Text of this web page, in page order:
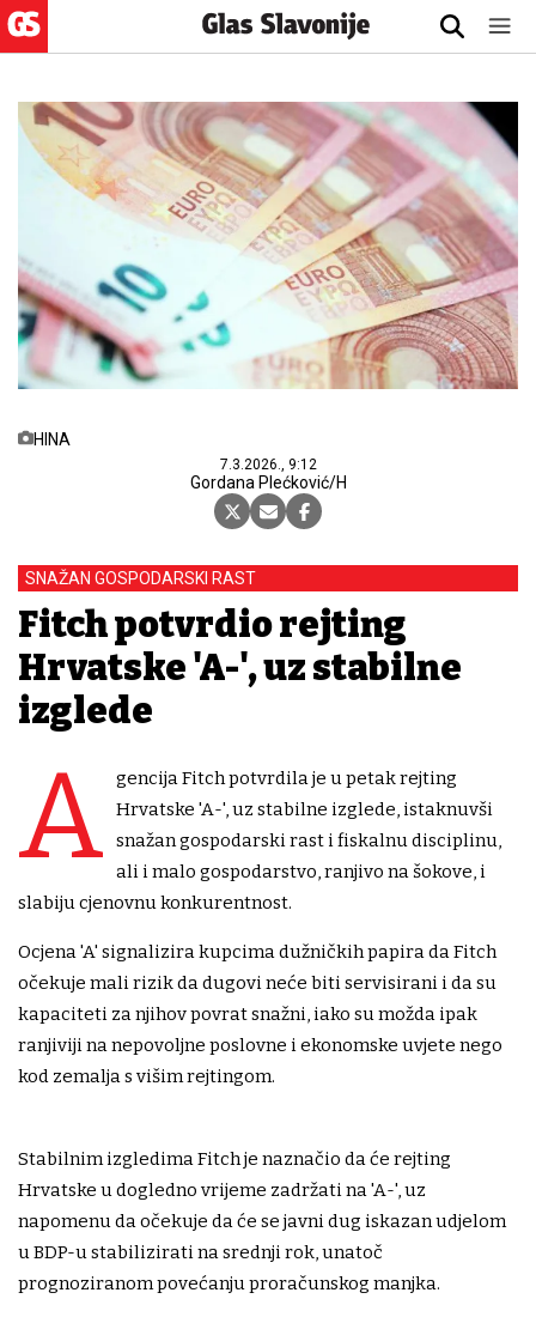
HINA
7.3.2026., 9:12
Gordana Plećković/H
SNAŽAN GOSPODARSKI RAST
Fitch potvrdio rejting
Hrvatske 'A-', uz stabilne
izglede
A
gencija Fitch potvrdila je u petak rejting
Hrvatske 'A-', uz stabilne izglede, istaknuvši
snažan gospodarski rast i fiskalnu disciplinu,
ali i malo gospodarstvo, ranjivo na šokove, i
slabiju cjenovnu konkurentnost.
Ocjena 'A' signalizira kupcima dužničkih papira da Fitch
očekuje mali rizik da dugovi neće biti servisirani i da su
kapaciteti za njihov povrat snažni, iako su možda ipak
ranjiviji na nepovoljne poslovne i ekonomske uvjete nego
kod zemalja s višim rejtingom.
Stabilnim izgledima Fitch je naznačio da će rejting
Hrvatske u dogledno vrijeme zadržati na 'A-', uz
napomenu da očekuje da će se javni dug iskazan udjelom
u BDP-u stabilizirati na srednji rok, unatoč
prognoziranom povećanju proračunskog manjka.